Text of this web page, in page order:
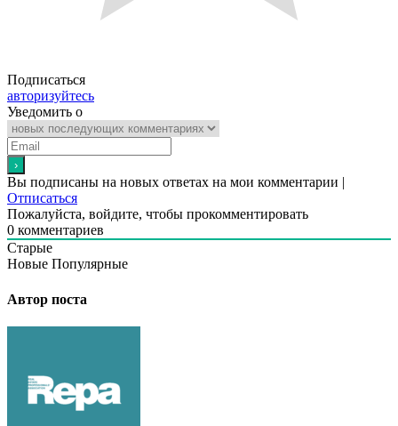
Подписаться
авторизуйтесь
Уведомить о
Вы подписаны на новых ответах на мои комментарии |
Отписаться
Пожалуйста, войдите, чтобы прокомментировать
0 комментариев
Старые
Новые Популярные
Автор поста